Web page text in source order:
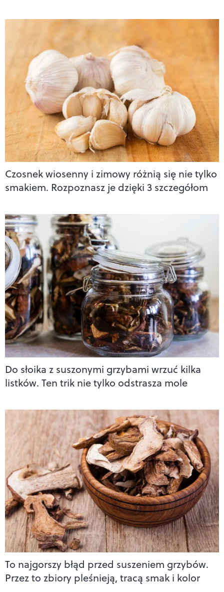
Czosnek wiosenny i zimowy różnią się nie tylko
smakiem. Rozpoznasz je dzięki 3 szczegółom
Do słoika z suszonymi grzybami wrzuć kilka
listków. Ten trik nie tylko odstrasza mole
To najgorszy błąd przed suszeniem grzybów.
Przez to zbiory pleśnieją, tracą smak i kolor